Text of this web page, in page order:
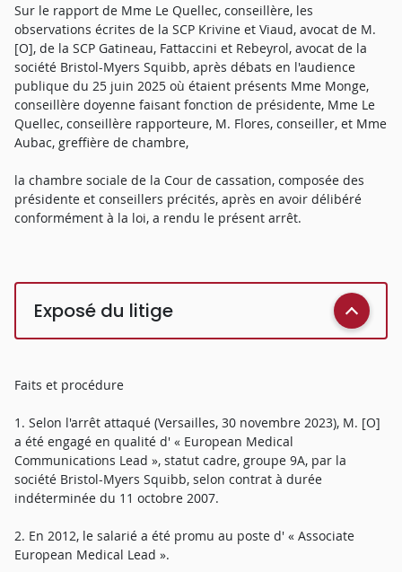
Sur le rapport de Mme Le Quellec, conseillère, les
observations écrites de la SCP Krivine et Viaud, avocat de M.
[O], de la SCP Gatineau, Fattaccini et Rebeyrol, avocat de la
société Bristol-Myers Squibb, après débats en l'audience
publique du 25 juin 2025 où étaient présents Mme Monge,
conseillère doyenne faisant fonction de présidente, Mme Le
Quellec, conseillère rapporteure, M. Flores, conseiller, et Mme
Aubac, greffière de chambre,
la chambre sociale de la Cour de cassation, composée des
présidente et conseillers précités, après en avoir délibéré
conformément à la loi, a rendu le présent arrêt.
Exposé du litige
Faits et procédure
1. Selon l'arrêt attaqué (Versailles, 30 novembre 2023), M. [O]
a été engagé en qualité d' « European Medical
Communications Lead », statut cadre, groupe 9A, par la
société Bristol-Myers Squibb, selon contrat à durée
indéterminée du 11 octobre 2007.
2. En 2012, le salarié a été promu au poste d' « Associate
European Medical Lead ».